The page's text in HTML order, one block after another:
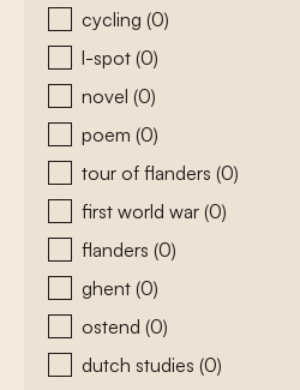
cycling (0)
l-spot (0)
novel (0)
poem (0)
tour of flanders (0)
first world war (0)
flanders (0)
ghent (0)
ostend (0)
dutch studies (0)